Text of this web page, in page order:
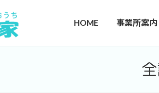
HOME 事業所案内